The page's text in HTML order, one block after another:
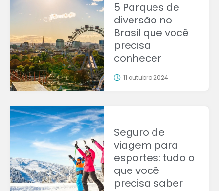
5 Parques de
diversão no
Brasil que você
precisa
conhecer
11 outubro 2024
Seguro de
viagem para
esportes: tudo o
que você
precisa saber